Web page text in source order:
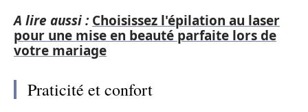
A lire aussi : Choisissez l'épilation au laser
pour une mise en beauté parfaite lors de
votre mariage
Praticité et confort